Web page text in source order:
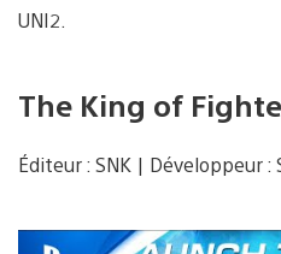
UNI2.
The King of
Éditeur : SNK | Développeur :